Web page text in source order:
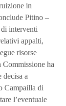
in
Pitino –
di interventi
appalti,
risorse
ha
decisa a
Campailla di
l’eventuale